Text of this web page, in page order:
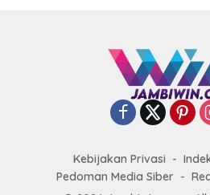
Kebijakan Privasi
Pedoman Media Siber